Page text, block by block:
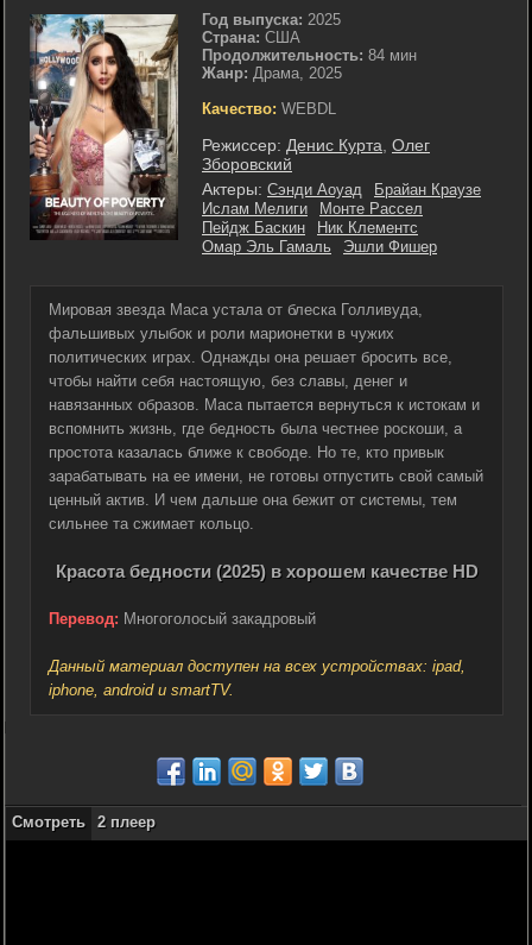
Год выпуска: 2025
Страна: США
Продолжительность: 84 мин
Жанр: Драма, 2025
Качество: WEBDL
Режиссер: Денис Курта Олег
Зборовский
Актеры: Сэнди Аоуад
Брайан Краузе
Ислам Мелиги
Монте Рассел
Пейдж Баскин
Ник Клементс
Омар Эль Гамаль
Эшли Фишер
Мировая звезда Маса устала от блеска Голливуда,
фальшивых улыбок и роли марионетки в чужих
политических играх. Однажды она решает бросить все,
чтобы найти себя настоящую, без славы, денег и
навязанных образов. Маса пытается вернуться к истокам и
вспомнить жизнь, где бедность была честнее роскоши, а
простота казалась ближе к свободе. Но те, кто привык
зарабатывать на ее имени, не готовы отпустить свой самый
ценный актив. И чем дальше она бежит от системы, тем
сильнее та сжимает кольцо.
Красота бедности (2025) в хорошем качестве HD
Перевод: Многоголосый закадровый
Данный материал доступен на всех устройствах: ipad,
iphone, android и smartTV.
Смотреть 2 плеер